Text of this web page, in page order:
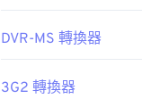
DVR-MS 轉換器
3G2 轉換器